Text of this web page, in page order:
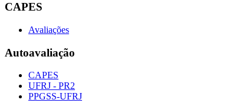
CAPES
Avaliações
Autoavaliação
CAPES
UFRJ - PR2
PPGSS-UFRJ